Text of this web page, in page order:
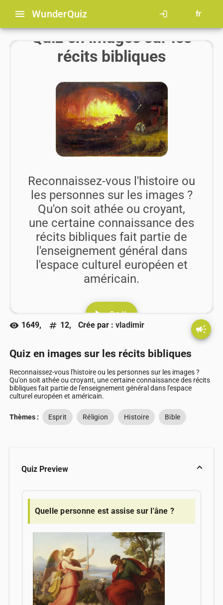
menu WunderQuiz login fr
Quiz en images sur les
récits bibliques
Reconnaissez-vous l'histoire ou
les personnes sur les images ?
Qu'on soit athée ou croyant,
une certaine connaissance des
récits bibliques fait partie de
l'enseignement général dans
l'espace culturel européen et
américain.
play_arrow Go !!
visibility 1649, numbers 12, Crée par : vladimir campaign
Quiz en images sur les récits bibliques
Reconnaissez-vous l'histoire ou les personnes sur les images ?
Qu'on soit athée ou croyant, une certaine connaissance des récits
bibliques fait partie de l'enseignement général dans l'espace
culturel européen et américain.
Thèmes : Esprit Réligion Histoire Bible
Quiz Preview
Quelle personne est assise sur l'âne ?